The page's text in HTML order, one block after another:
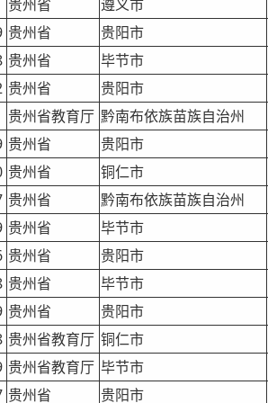
贵州省 遵义市
贵州省 贵阳市
贵州省 毕节市
贵州省 贵阳市
贵州省教育厅 黔南布依族苗族自治州
贵州省 贵阳市
贵州省 铜仁市
贵州省 黔南布依族苗族自治州
贵州省 毕节市
贵州省 贵阳市
贵州省 毕节市
贵州省 贵阳市
贵州省教育厅 铜仁市
贵州省教育厅 毕节市
贵州省 贵阳市